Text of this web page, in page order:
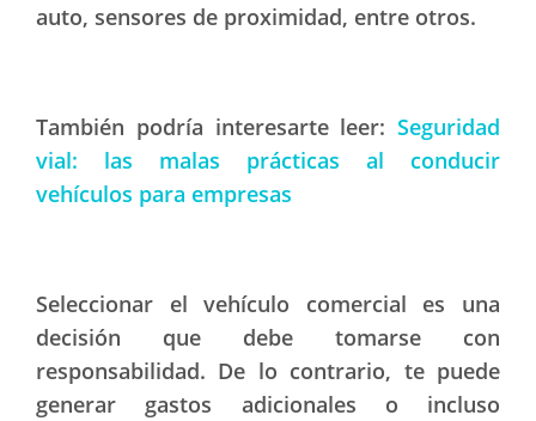
auto, sensores de proximidad, entre otros.
También podría interesarte leer: Seguridad
vial: las malas prácticas al conducir
vehículos para empresas
Seleccionar el vehículo comercial es una
decisión que debe tomarse con
responsabilidad. De lo contrario, te puede
generar gastos adicionales o incluso